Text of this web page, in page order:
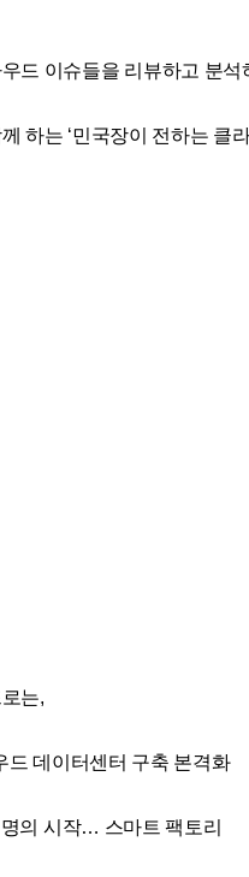
드 이슈들을 리뷰하고 분
하는 ‘민국장이 전하는 클
는,
드 데이터센터 구축 본격화
의 시작… 스마트 팩토리